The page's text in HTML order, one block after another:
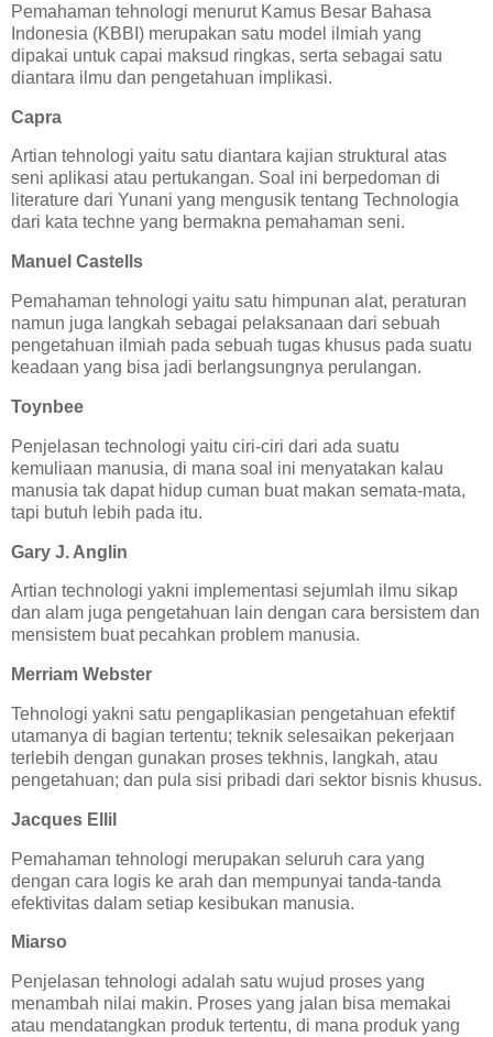
Pemahaman tehnologi menurut Kamus Besar Bahasa
Indonesia (KBBI) merupakan satu model ilmiah yang
dipakai untuk capai maksud ringkas, serta sebagai satu
diantara ilmu dan pengetahuan implikasi.
Capra
Artian tehnologi yaitu satu diantara kajian struktural atas
seni aplikasi atau pertukangan. Soal ini berpedoman di
literature dari Yunani yang mengusik tentang Technologia
dari kata techne yang bermakna pemahaman seni.
Manuel Castells
Pemahaman tehnologi yaitu satu himpunan alat, peraturan
namun juga langkah sebagai pelaksanaan dari sebuah
pengetahuan ilmiah pada sebuah tugas khusus pada suatu
keadaan yang bisa jadi berlangsungnya perulangan.
Toynbee
Penjelasan technologi yaitu ciri-ciri dari ada suatu
kemuliaan manusia, di mana soal ini menyatakan kalau
manusia tak dapat hidup cuman buat makan semata-mata,
tapi butuh lebih pada itu.
Gary J. Anglin
Artian technologi yakni implementasi sejumlah ilmu sikap
dan alam juga pengetahuan lain dengan cara bersistem dan
mensistem buat pecahkan problem manusia.
Merriam Webster
Tehnologi yakni satu pengaplikasian pengetahuan efektif
utamanya di bagian tertentu; teknik selesaikan pekerjaan
terlebih dengan gunakan proses tekhnis, langkah, atau
pengetahuan; dan pula sisi pribadi dari sektor bisnis khusus.
Jacques Ellil
Pemahaman tehnologi merupakan seluruh cara yang
dengan cara logis ke arah dan mempunyai tanda-tanda
efektivitas dalam setiap kesibukan manusia.
Miarso
Penjelasan tehnologi adalah satu wujud proses yang
menambah nilai makin. Proses yang jalan bisa memakai
atau mendatangkan produk tertentu, di mana produk yang